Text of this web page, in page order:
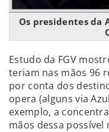
Os presidentes da
Estudo da FGV
teriam nas mãos 96
por conta dos
opera (alguns via
exemplo, a
mãos dessa possível